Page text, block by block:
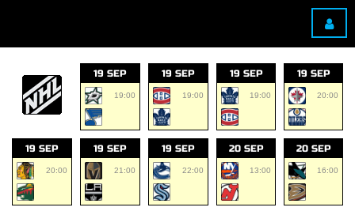
19 SEP
19:00
19 SEP
19:00
19 SEP
19:00
19 SEP
20:00
19 SEP
20:00
19 SEP
21:00
19 SEP
22:00
20 SEP
13:00
20 SEP
16:00